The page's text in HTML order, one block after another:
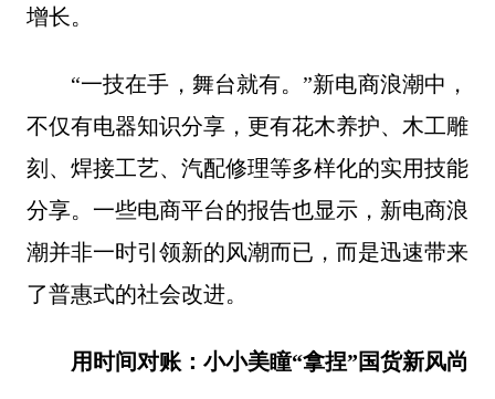
增长。
“一技在手，舞台就有。”新电商浪潮中，
不仅有电器知识分享，更有花木养护、木工雕
刻、焊接工艺、汽配修理等多样化的实用技能
分享。一些电商平台的报告也显示，新电商浪
潮并非一时引领新的风潮而已，而是迅速带来
了普惠式的社会改进。
用时间对账： 小小美瞳“拿捏”国货新风尚